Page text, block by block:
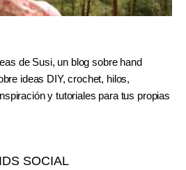
de Susi, un blog sobre hand
ideas DIY, crochet, hilos,
y tutoriales para tus propias
SOCIAL